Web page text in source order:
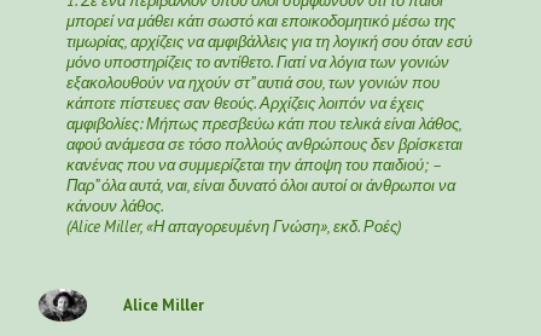
μπορεί να μάθει κάτι σωστό και εποικοδομητικό μέσω της
τιμωρίας, αρχίζεις να αμφιβάλλεις για τη λογική σου όταν εσύ
μόνο υποστηρίζεις το αντίθετο. Γιατί να λόγια των γονιών
εξακολουθούν να ηχούν στ” αυτιά σου, των γονιών που
κάποτε πίστευες σαν θεούς. Αρχίζεις λοιπόν να έχεις
αμφιβολίες: Μήπως πρεσβεύω κάτι που τελικά είναι λάθος,
αφού ανάμεσα σε τόσο πολλούς ανθρώπους δεν βρίσκεται
κανένας που να συμμερίζεται την άποψη του παιδιού; –
Παρ” όλα αυτά, ναι, είναι δυνατό όλοι αυτοί οι άνθρωποι να
κάνουν λάθος.
(Alice Miller, «Η απαγορευμένη Γνώση», εκδ. Ροές)
Alice Miller